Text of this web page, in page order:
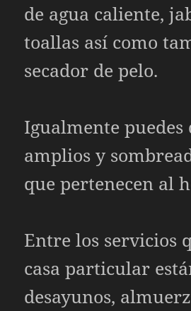
de agua caliente,
toallas así como
secador de pelo.
Igualmente
amplios y
que pertenecen al
Entre los servicios
casa particular
desayunos,